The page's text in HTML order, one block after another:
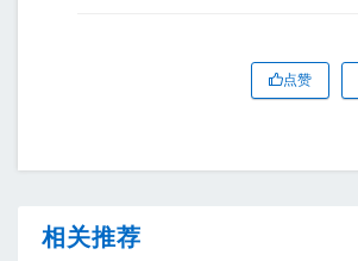
点赞
相关推荐